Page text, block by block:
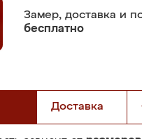
Замер, доставка и
бесплатно
Доставка